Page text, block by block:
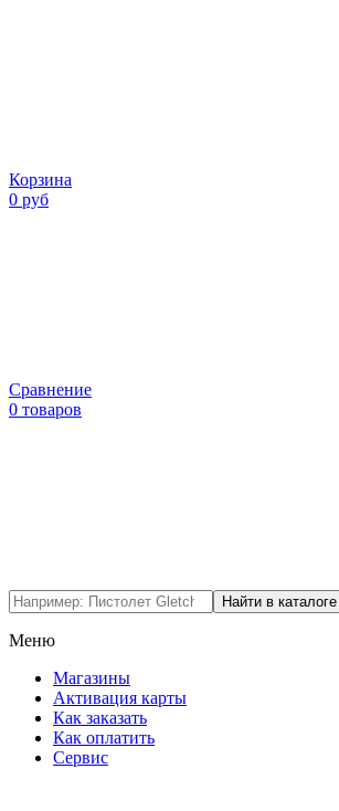
Корзина
0 руб
Сравнение
0 товаров
Меню
Магазины
Активация карты
Как заказать
Как оплатить
Сервис